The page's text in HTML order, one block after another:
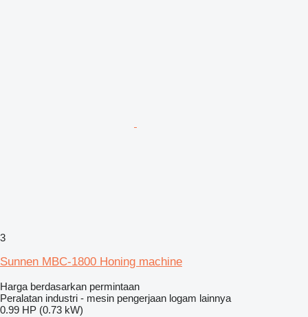
3
Sunnen MBC-1800 Honing machine
Harga berdasarkan permintaan
Peralatan industri - mesin pengerjaan logam lainnya
0.99 HP (0.73 kW)